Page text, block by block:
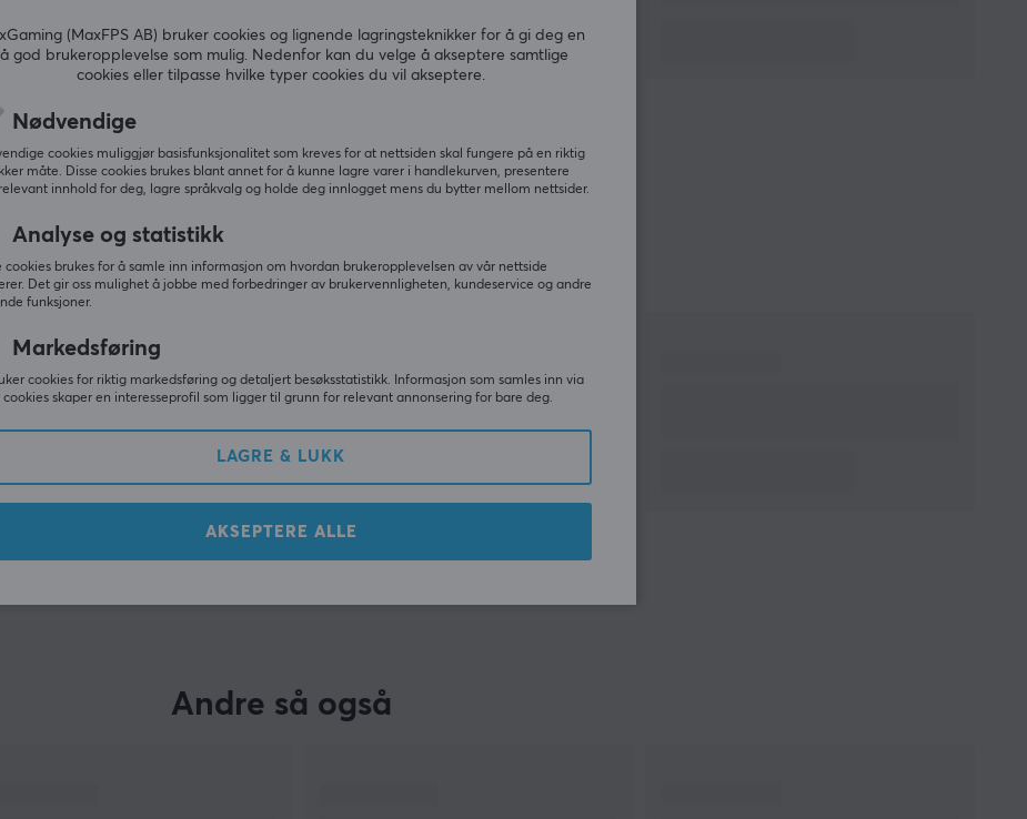
Andre kjøpte også
VIS MER
Andre så også
(MaxFPS AB) bruker cookies og lignende lagringsteknikker for å gi deg en
god brukeropplevelse som mulig. Nedenfor kan du velge å akseptere samtlige
cookies eller tilpasse hvilke typer cookies du vil akseptere.
Nødvendige
cookies muliggjør basisfunksjonalitet som kreves for at nettsiden skal fungere på en riktig
måte. Disse cookies brukes blant annet for å kunne lagre varer i handlekurven, presentere
innhold for deg, lagre språkvalg og holde deg innlogget mens du bytter mellom nettsider.
Analyse og statistikk
cookies brukes for å samle inn informasjon om hvordan brukeropplevelsen av vår nettside
Det gir oss mulighet å jobbe med forbedringer av brukervennligheten, kundeservice og andre
funksjoner.
Markedsføring
cookies for riktig markedsføring og detaljert besøksstatistikk. Informasjon som samles inn via
cookies skaper en interesseprofil som ligger til grunn for relevant annonsering for bare deg.
LAGRE & LUKK
AKSEPTERE ALLE